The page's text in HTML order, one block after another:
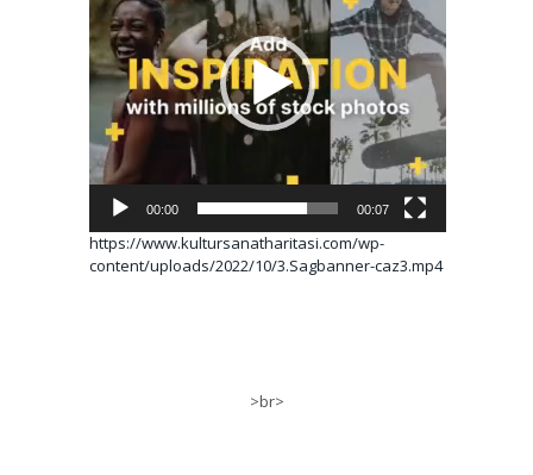
00:00 00:07
https://www.kultursanatharitasi.com/wp-
content/uploads/2022/10/3.Sagbanner-caz3.mp4
>br>